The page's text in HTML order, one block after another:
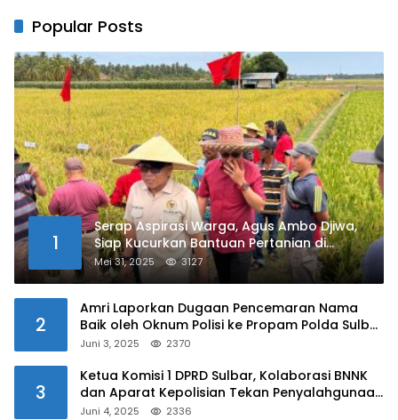
Popular Posts
1
Serap Aspirasi Warga, Agus Ambo Djiwa,
Siap Kucurkan Bantuan Pertanian di
Kalukku
Mei 31, 2025 3127
2
Amri Laporkan Dugaan Pencemaran Nama
Baik oleh Oknum Polisi ke Propam Polda Sulbar
Juni 3, 2025 2370
3
Ketua Komisi 1 DPRD Sulbar, Kolaborasi BNNK
dan Aparat Kepolisian Tekan Penyalahgunaan
Juni 4, 2025 2336